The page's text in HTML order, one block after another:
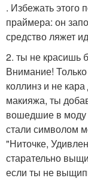
. Избежать этого
праймера: он
средство ляжет
2. ты не красишь
Внимание!
коллинз и не
макияжа, ты
вошедшие в моду
стали символом
"Ниточке,
старательно
если ты не